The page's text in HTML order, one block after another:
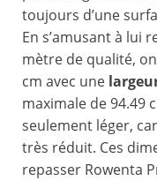
toujours d’une
En s’amusant à lui
mètre de qualité,
cm avec une
maximale de 94.49
seulement léger,
très réduit. Ces
repasser Rowenta